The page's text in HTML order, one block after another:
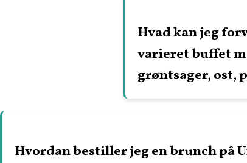
Hvad kan jeg
varieret buffet
grøntsager, ost,
Hvordan bestiller jeg en brunch på